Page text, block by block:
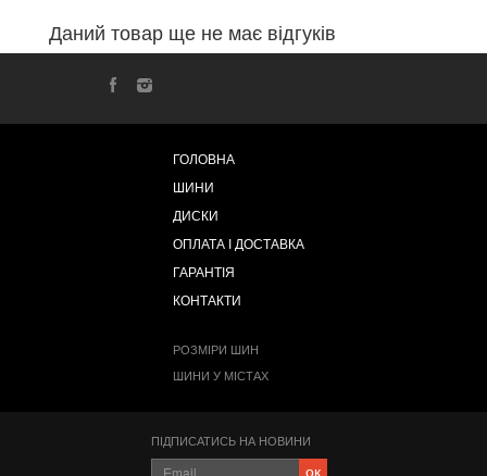
Даний товар ще не має відгуків
ГОЛОВНА
ШИНИ
ДИСКИ
ОПЛАТА І ДОСТАВКА
ГАРАНТІЯ
КОНТАКТИ
РОЗМІРИ ШИН
ШИНИ У МІСТАХ
ПІДПИСАТИСЬ НА НОВИНИ
ок